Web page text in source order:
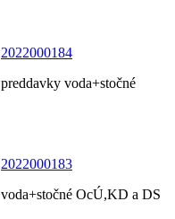
2022000184
preddavky voda+stočné
2022000183
voda+stočné OcÚ,KD a DS